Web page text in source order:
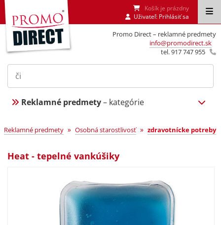
Promo Direct – reklamné predmety
info@promodirect.sk
tel. 917 747 955
Košík je prázdny
Uživateľ: Prihlásiť sa
Reklamné predmety– kategórie
Reklamné predmety » Osobná starostlivosť» zdravotnícke potreby
Heat - tepelné vankúšiky